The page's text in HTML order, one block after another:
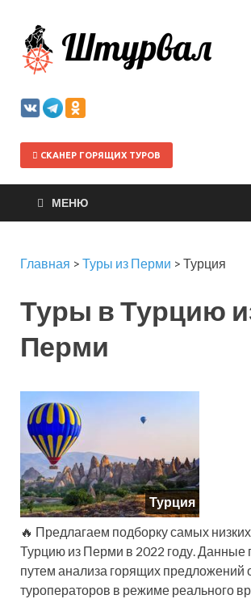
СКАНЕР ГОРЯЩИХ ТУРОВ
МЕНЮ
Главная > Туры из Перми > Турция
Туры в Турцию
Перми
Турция
🔥 Предлагаем подборку самых
Турцию из Перми в 2022 году. Данные
путем анализа горящих предложений
туроператоров в режиме реального